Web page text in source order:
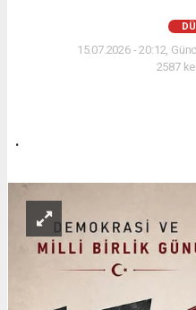
15.07.2026 - 20:12,
2587
.